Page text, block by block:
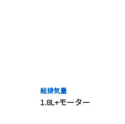
総排気量
1.8L+モーター